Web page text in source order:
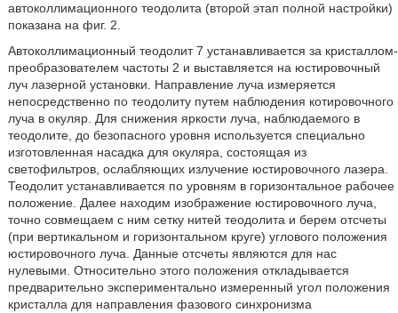
автоколлимационного теодолита (второй этап полной настройки)
показана на фиг. 2.
Автоколлимационный теодолит 7 устанавливается за кристаллом-
преобразователем частоты 2 и выставляется на юстировочный
луч лазерной установки. Направление луча измеряется
непосредственно по теодолиту путем наблюдения котировочного
луча в окуляр. Для снижения яркости луча, наблюдаемого в
теодолите, до безопасного уровня используется специально
изготовленная насадка для окуляра, состоящая из
светофильтров, ослабляющих излучение юстировочного лазера.
Теодолит устанавливается по уровням в горизонтальное рабочее
положение. Далее находим изображение юстировочного луча,
точно совмещаем с ним сетку нитей теодолита и берем отсчеты
(при вертикальном и горизонтальном круге) углового положения
юстировочного луча. Данные отсчеты являются для нас
нулевыми. Относительно этого положения откладывается
предварительно экспериментально измеренный угол положения
кристалла для направления фазового синхронизма